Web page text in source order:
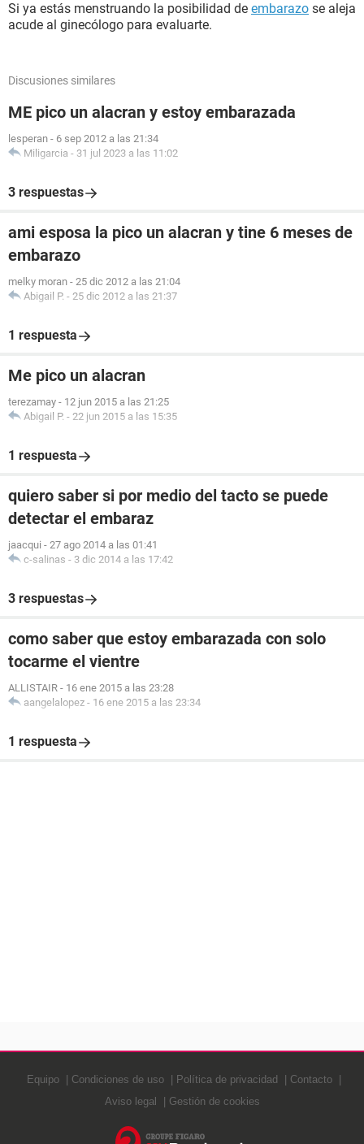
Si ya estás menstruando la posibilidad de embarazo se aleja
acude al ginecólogo para evaluarte.
Discusiones similares
ME pico un alacran y estoy embarazada
lesperan - 6 sep 2012 a las 21:34
Miligarcia - 31 jul 2023 a las 11:02
3 respuestas
ami esposa la pico un alacran y tine 6 meses de
embarazo
melky moran - 25 dic 2012 a las 21:04
Abigail P. - 25 dic 2012 a las 21:37
1 respuesta
Me pico un alacran
terezamay - 12 jun 2015 a las 21:25
Abigail P. - 22 jun 2015 a las 15:35
1 respuesta
quiero saber si por medio del tacto se puede
detectar el embaraz
jaacqui - 27 ago 2014 a las 01:41
c-salinas - 3 dic 2014 a las 17:42
3 respuestas
como saber que estoy embarazada con solo
tocarme el vientre
ALLISTAIR - 16 ene 2015 a las 23:28
aangelalopez - 16 ene 2015 a las 23:34
1 respuesta
Equipo Condiciones de uso Política de privacidad
Contacto
Aviso legal
Gestión de cookies